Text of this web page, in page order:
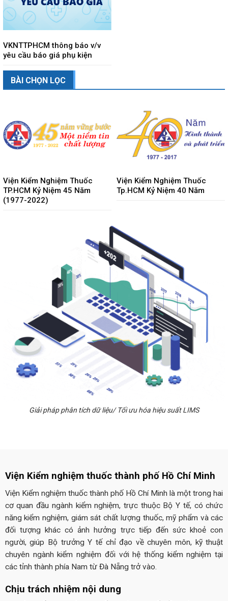
VKNTTPHCM thông báo v/v
yêu cầu báo giá phụ kiện
BÀI CHỌN LỌC
Viện Kiểm Nghiệm Thuốc
TP.HCM Kỷ Niệm 45 Năm
(1977-2022)
Viện Kiểm Nghiệm Thuốc
Tp.HCM Kỷ Niệm 40 Năm
Giải pháp phân tích dữ liệu/ Tối ưu hóa hiệu suất LIMS
Viện Kiểm nghiệm thuốc thành phố Hồ Chí Minh
Viện Kiểm nghiệm thuốc thành phố Hồ Chí Minh là một trong hai
cơ quan đầu ngành kiểm nghiệm, trực thuộc Bộ Y tế, có chức
năng kiểm nghiệm, giám sát chất lượng thuốc, mỹ phẩm và các
đối tượng khác có ảnh hưởng trực tiếp đến sức khoẻ con
người, giúp Bộ trưởng Y tế chỉ đạo về chuyên môn, kỹ thuật
chuyên ngành kiểm nghiệm đối với hệ thống kiểm nghiệm tại
các tỉnh thành phía Nam từ Đà Nẵng trở vào.
Chịu trách nhiệm nội dung